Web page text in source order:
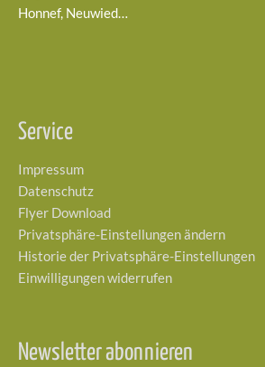
Honnef, Neuwied…
Service
Impressum
Datenschutz
Flyer Download
Privatsphäre-Einstellungen ändern
Historie der Privatsphäre-Einstellungen
Einwilligungen widerrufen
Newsletter abonnieren